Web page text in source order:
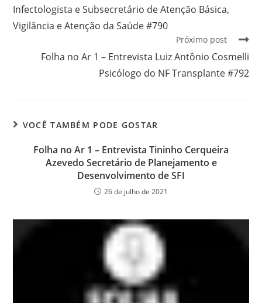
Infectologista e Subsecretário de Atenção Básica,
Vigilância e Atenção da Saúde #790
Próximo post
Folha no Ar 1 – Entrevista Luiz Antônio Cosmelli
Psicólogo do NF Transplante #792
VOCÊ TAMBÉM PODE GOSTAR
Folha no Ar 1 – Entrevista Tininho Cerqueira
Azevedo Secretário de Planejamento e
Desenvolvimento de SFI
26 de julho de 2021